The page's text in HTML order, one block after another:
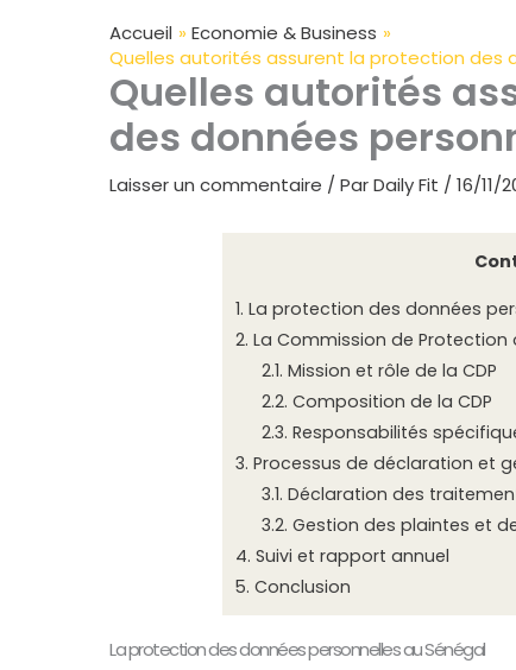
Accueil
Economie & Business
Quelles autorités assurent la protection des
Quelles autorités
des données
Laisser un commentaire / ParDaily Fit /16/11/
1. La protection des données
2. La Commission de Protection
2.1. Mission et rôle de la CDP
2.2. Composition de la CDP
2.3. Responsabilités
3. Processus de déclaration et
3.1. Déclaration des
3.2. Gestion des plaintes et
4. Suivi et rapport annuel
5. Conclusion
La protection des données personnelles au Sénégal